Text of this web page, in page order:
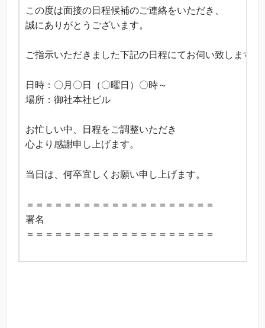
この度は面接の日程候補のご連絡をいただき、
誠にありがとうございます。
ご指示いただきました下記の日程にてお伺い致します。
日時：〇月〇日（〇曜日）〇時～
場所：御社本社ビル
お忙しい中、日程をご調整いただき
心より感謝申し上げます。
当日は、何卒宜しくお願い申し上げます。
＝＝＝＝＝＝＝＝＝＝＝＝＝＝＝＝＝＝＝＝
署名
＝＝＝＝＝＝＝＝＝＝＝＝＝＝＝＝＝＝＝＝